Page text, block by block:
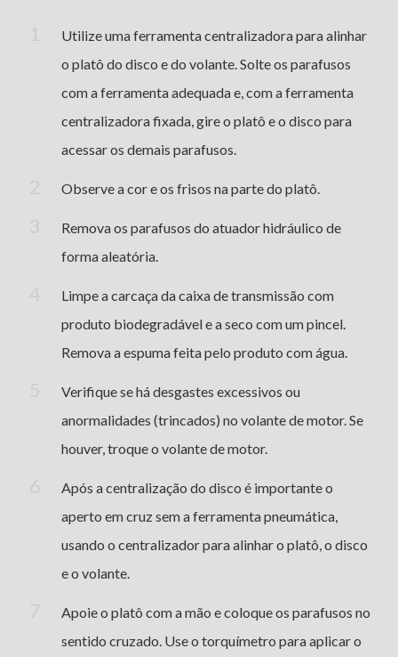
Utilize uma ferramenta centralizadora para alinhar
o platô do disco e do volante. Solte os parafusos
com a ferramenta adequada e, com a ferramenta
centralizadora fixada, gire o platô e o disco para
acessar os demais parafusos.
Observe a cor e os frisos na parte do platô.
Remova os parafusos do atuador hidráulico de
forma aleatória.
Limpe a carcaça da caixa de transmissão com
produto biodegradável e a seco com um pincel.
Remova a espuma feita pelo produto com água.
Verifique se há desgastes excessivos ou
anormalidades (trincados) no volante de motor. Se
houver, troque o volante de motor.
Após a centralização do disco é importante o
aperto em cruz sem a ferramenta pneumática,
usando o centralizador para alinhar o platô, o disco
e o volante.
Apoie o platô com a mão e coloque os parafusos no
sentido cruzado. Use o torquímetro para aplicar o